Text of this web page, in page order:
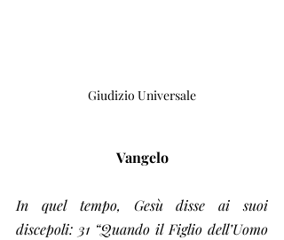
Giudizio Universale
Vangelo
In quel tempo, Gesù disse ai suoi
discepoli: 31 “Quando il Figlio dell’Uomo